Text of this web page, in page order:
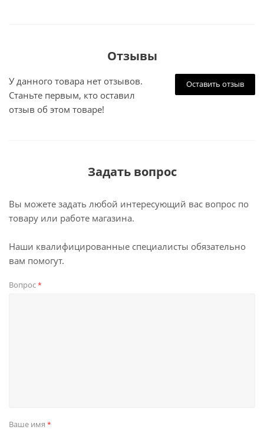
Отзывы
Оставить отзыв
У данного товара нет отзывов.
Станьте первым, кто оставил
отзыв об этом товаре!
Задать вопрос
Вы можете задать любой интересующий вас вопрос по
товару или работе магазина.
Наши квалифицированные специалисты обязательно
вам помогут.
Вопрос*
Ваше имя *